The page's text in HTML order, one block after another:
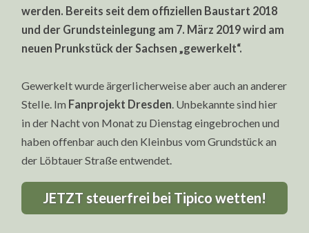
werden. Bereits seit dem offiziellen Baustart 2018
und der Grundsteinlegung am 7. März 2019 wird am
neuen Prunkstück der Sachsen „gewerkelt“.
Gewerkelt wurde ärgerlicherweise aber auch an anderer
Stelle. Im Fanprojekt Dresden. Unbekannte sind hier
in der Nacht von Monat zu Dienstag eingebrochen und
haben offenbar auch den Kleinbus vom Grundstück an
der Löbtauer Straße entwendet.
JETZT steuerfrei bei Tipico wetten!